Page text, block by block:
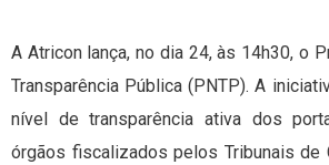
A Atricon lança, no dia 24, às 14h30, o
Transparência Pública (PNTP). A
nível de transparência ativa dos
órgãos fiscalizados pelos Tribunais de